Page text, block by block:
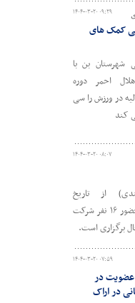
۱۴۰۴-۰۳-۲۰ ۰۹:۲۹
کمک های
شهرستان بن با
احمر دوره
در ورزش را سی
کند
۱۴۰۴-۰۳-۲۰ ۰۸:۰۷
از تاریخ
۱۹خردادماه ۱۴۰۴ با حضور ۱۶ نفر شرکت
برگزاری است.
۱۴۰۴-۰۳-۲۰ ۰۷:۵۹
عضویت در
در اراک